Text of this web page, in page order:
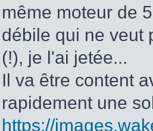
même moteur de
débile qui ne veut
(!), je l'ai jetée...
Il va être content
rapidement une
https://